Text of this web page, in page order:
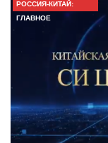
РОССИЯ-КИТАЙ:
ГЛАВНОЕ